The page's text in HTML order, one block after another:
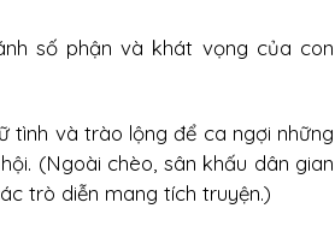
số phận và khát vọng của con
tình và trào lộng để ca ngợi những
(Ngoài chèo, sân khấu dân gian
trò diễn mang tích truyện.)